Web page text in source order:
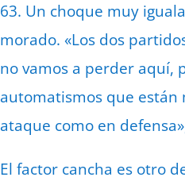
63. Un choque muy
morado. «Los dos
no vamos a perder aquí,
automatismos que están
ataque como en
El factor cancha es otro